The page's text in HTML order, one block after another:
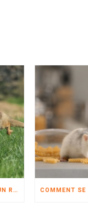
COMMENT SE DÉBARRASSER D’UN RENARD ?